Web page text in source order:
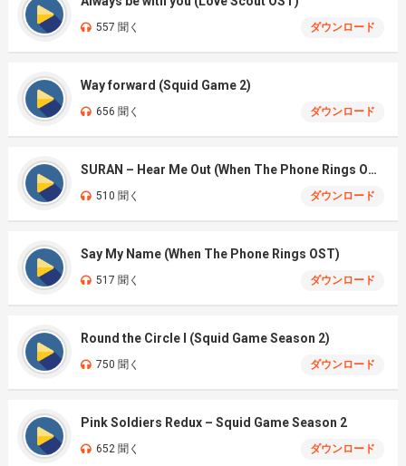
557 聞く ダウンロード
Way forward (Squid Game 2)
656 聞く ダウンロード
SURAN – Hear Me Out (When The Phone Rings OST)
510 聞く ダウンロード
Say My Name (When The Phone Rings OST)
517 聞く ダウンロード
Round the Circle I (Squid Game Season 2)
750 聞く ダウンロード
Pink Soldiers Redux – Squid Game Season 2
652 聞く ダウンロード